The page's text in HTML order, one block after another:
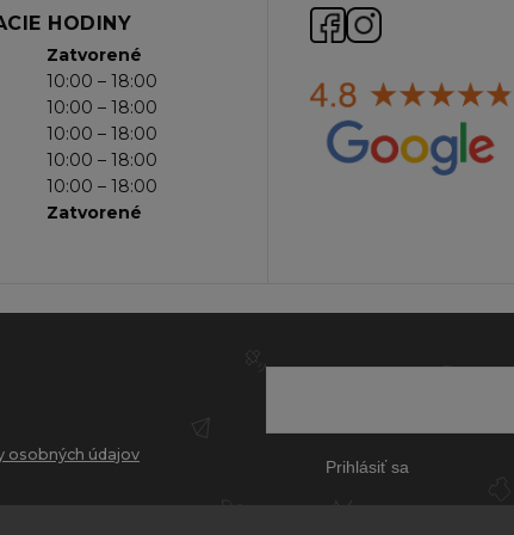
HODINY
Zatvorené
10:00 – 18:00
10:00 – 18:00
10:00 – 18:00
10:00 – 18:00
10:00 – 18:00
Zatvorené
osobných údajov
Prihlásiť sa